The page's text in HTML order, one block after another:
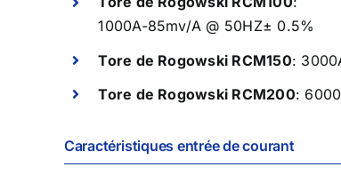
1000A-85mv/A @ 50HZ± 0.5%
Tore de Rogowski RCM150:
Tore de Rogowski RCM200:
Caractéristiques entrée de courant